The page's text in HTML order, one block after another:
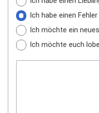
Ich habe einen
Ich möchte ein
Ich möchte euch